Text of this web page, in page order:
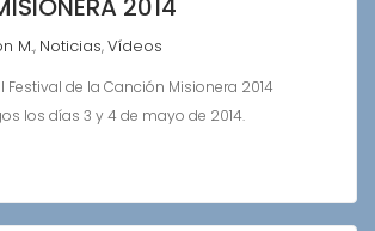
2014
M., Noticias,Vídeos
Festival de la Canción Misionera 2014
los días 3 y 4 de mayo de 2014.